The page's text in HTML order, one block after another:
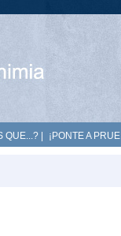
QUE...? ¡PONTE A